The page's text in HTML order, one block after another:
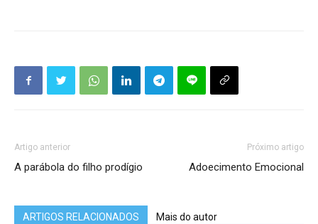
Artigo anterior
A parábola do filho prodígio
Próximo artigo
Adoecimento Emocional
ARTIGOS RELACIONADOS Mais do autor